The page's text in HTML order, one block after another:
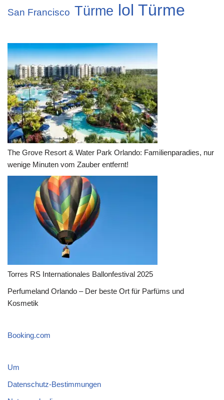
San Francisco Türme lol Türme
The Grove Resort & Water Park Orlando: Familienparadies, nur
wenige Minuten vom Zauber entfernt!
Torres RS Internationales Ballonfestival 2025
Perfumeland Orlando – Der beste Ort für Parfüms und
Kosmetik
Booking.com
Um
Datenschutz-Bestimmungen